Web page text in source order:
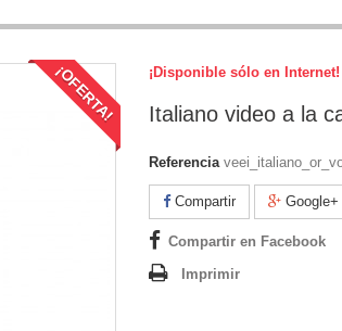
¡OFERTA! ¡Disponible sólo en Internet!
Italiano video a la
Referencia
Compartir Google+
Compartir en Facebook
Imprimir